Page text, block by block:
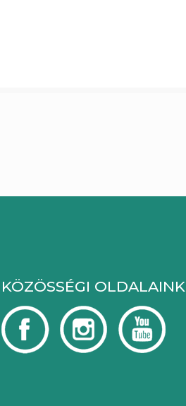
KÖZÖSSÉGI OLDALAINK